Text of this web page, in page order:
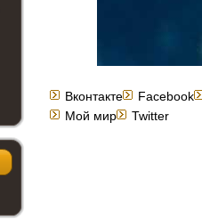
Вконтакте
Facebook
Мой мир
Twitter